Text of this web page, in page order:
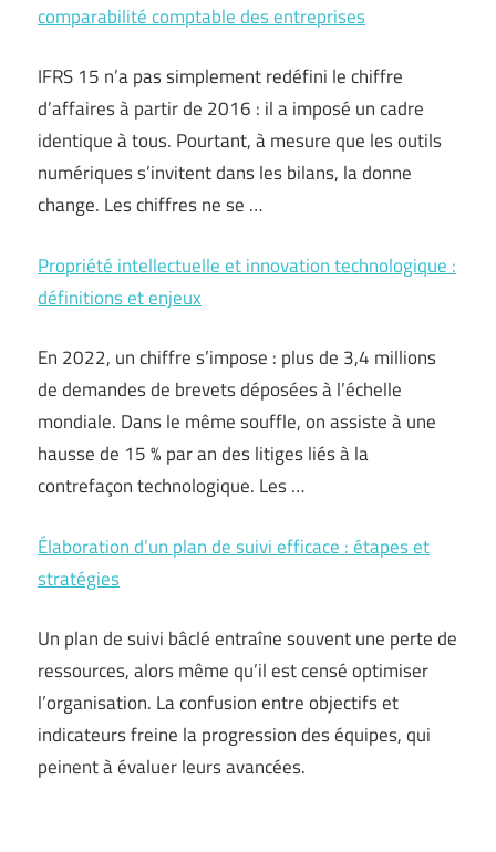
comparabilité comptable des entreprises
IFRS 15 n’a pas simplement redéfini le chiffre
d’affaires à partir de 2016 : il a imposé un cadre
identique à tous. Pourtant, à mesure que les outils
numériques s’invitent dans les bilans, la donne
change. Les chiffres ne se …
Propriété intellectuelle et innovation technologique :
définitions et enjeux
En 2022, un chiffre s’impose : plus de 3,4 millions
de demandes de brevets déposées à l’échelle
mondiale. Dans le même souffle, on assiste à une
hausse de 15 % par an des litiges liés à la
contrefaçon technologique. Les …
Élaboration d’un plan de suivi efficace : étapes et
stratégies
Un plan de suivi bâclé entraîne souvent une perte de
ressources, alors même qu’il est censé optimiser
l’organisation. La confusion entre objectifs et
indicateurs freine la progression des équipes, qui
peinent à évaluer leurs avancées.